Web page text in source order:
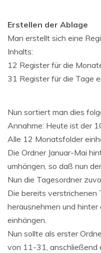
Erstellen der Ablage
Man erstellt sich eine
Inhalts:
12 Register für die
31 Register für die Tage
Nun sortiert man dies
Annahme: Heute ist der
Alle 12 Monatsfolder
Die Ordner Januar-Mai
umhängen, so daß nun
Nun die Tagesordner
Die bereits verstrichenen
herausnehmen und
einhängen.
Nun sollte als erster
von 11-31, anschließend